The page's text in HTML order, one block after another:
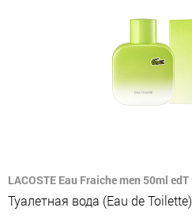
LACOSTE Eau Fraiche men 50ml edT
Туалетная вода (Eau de Toilette)